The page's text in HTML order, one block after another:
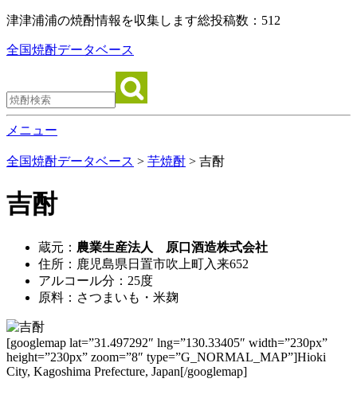
津津浦浦の焼酎情報を収集します総投稿数：512
全国焼酎データベース
メニュー
全国焼酎データベース > 芋焼酎 > 吉酎
吉酎
蔵元： 農業生産法人 原口酒造株式会社
住所：鹿児島県日置市吹上町入来652
アルコール分：25度
原料：さつまいも・米麹
[googlemap lat=”31.497292″ lng=”130.33405″ width=”230px”
height=”230px” zoom=”8″ type=”G_NORMAL_MAP”]Hioki
City, Kagoshima Prefecture, Japan[/googlemap]